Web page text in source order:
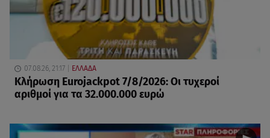
07.08.26, 21:17 ΕΛΛΑΔΑ
Κλήρωση Eurojackpot 7/8/2026: Οι τυχεροί
αριθμοί για τα 32.000.000 ευρώ